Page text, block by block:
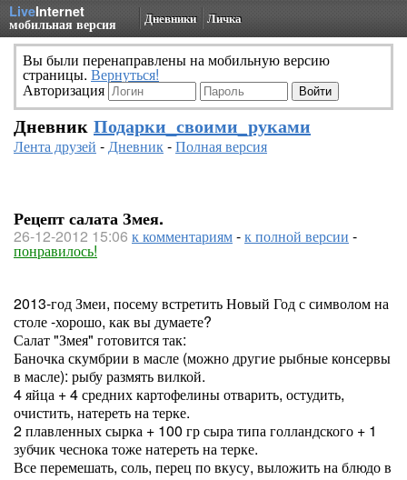
LiveInternet
мобильная версия Дневники Личка
Вы были перенаправлены на мобильную версию
страницы. Вернуться!
Авторизация
Дневник Подарки_своими_руками
Лента друзей -Дневник-Полная версия
Рецепт салата Змея.
26-12-2012 15:06 к комментариям-к полной версии -
понравилось!
2013-год Змеи, посему встретить Новый Год с символом на
столе -хорошо, как вы думаете?
Салат "Змея" готовится так:
Баночка скумбрии в масле (можно другие рыбные консервы
в масле): рыбу размять вилкой.
4 яйца + 4 средних картофелины отварить, остудить,
очистить, натереть на терке.
2 плавленных сырка + 100 гр сыра типа голландского + 1
зубчик чеснока тоже натереть на терке.
Все перемешать, соль, перец по вкусу, выложить на блюдо в